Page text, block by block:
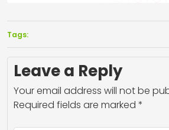
Tags:
Leave a Reply
Your email address will not be
Required fields are marked *